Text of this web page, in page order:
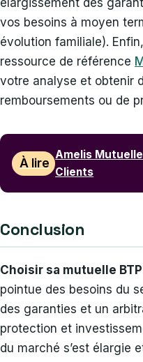
élargissement des
vos besoins à moyen
évolution familiale).
ressource de référence
votre analyse et obtenir
remboursements ou de
À lire
Amelis
Clients
Conclusion
Choisir sa mutuelle BTP
pointue des besoins du
des garanties et un
protection et
du marché s’est élargie